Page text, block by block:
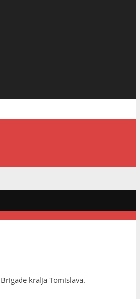
kralja Tomislava.